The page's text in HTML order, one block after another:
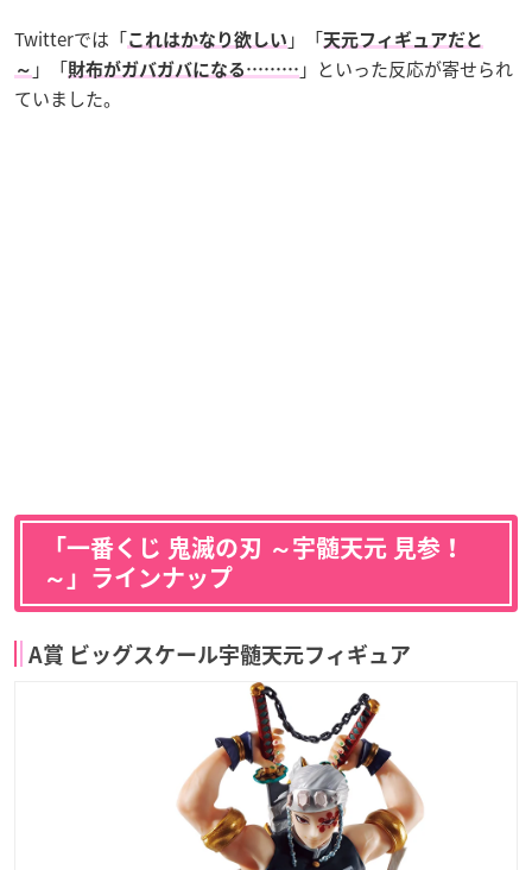
Twitterでは「これはかなり欲しい 」「天元フィギュアだと
～ 」「財布がガバガバになる……… 」といった反応が寄せられ
ていました。
「一番くじ 鬼滅の刃 ～宇髄天元 見参！
～」ラインナップ
A賞 ビッグスケール宇髄天元フィギュア